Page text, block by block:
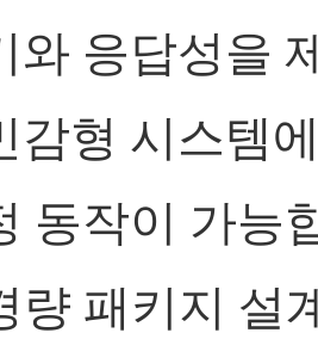
와 응답성을
감형 시스템
동작이 가능
량 패키지 설